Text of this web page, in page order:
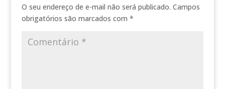
O seu endereço de e-mail não será publicado. Campos
obrigatórios são marcados com *